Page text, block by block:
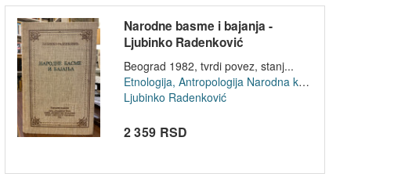
Narodne basme i bajanja -
Ljubinko Radenković
Beograd 1982, tvrdi povez, stanj...
Etnologija, Antropologija Narodna knjizevnost
Ljubinko Radenković
2 359 RSD